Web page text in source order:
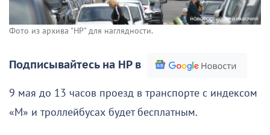
Фото из архива "НР" для наглядности.
Подписывайтесь на НР в
9 мая до 13 часов проезд в транспорте с индексом
«М» и троллейбусах будет бесплатным.